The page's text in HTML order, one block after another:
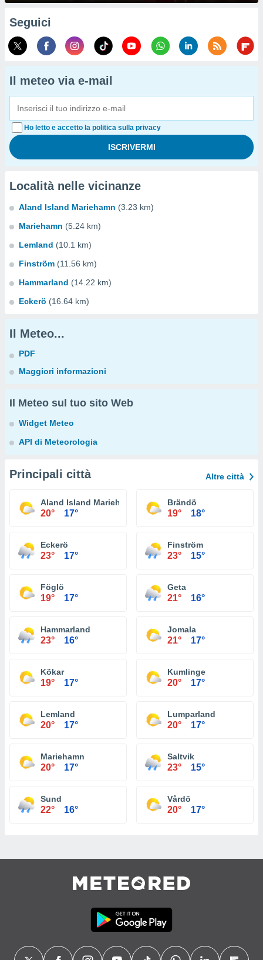
Seguici
Il meteo via e-mail
Ho letto e accetto la politica sulla privacy
Località nelle vicinanze
Aland Island Mariehamn (3.23 km)
Mariehamn (5.24 km)
Lemland (10.1 km)
Finström (11.56 km)
Hammarland (14.22 km)
Eckerö (16.64 km)
Il Meteo...
PDF
Maggiori informazioni
Il Meteo sul tuo sito Web
Widget Meteo
API di Meteorologia
Principali città Altre città
Aland Island Mariehamn
20° 17°
Brändö
19° 18°
Eckerö
23° 17°
Finström
23° 15°
Föglö
19° 17°
Geta
21° 16°
Hammarland
23° 16°
Jomala
21° 17°
Kökar
19° 17°
Kumlinge
20° 17°
Lemland
20° 17°
Lumparland
20° 17°
Mariehamn
20° 17°
Saltvik
23° 15°
Sund
22° 16°
Vårdö
20° 17°